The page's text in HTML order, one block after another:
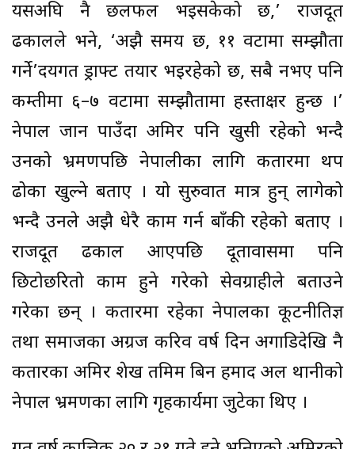
यसअघि नै छलफल भइसकेको छ,’ राजदूत
ढकालले भने, ‘अझै समय छ, ११ वटामा सम्झौता
गर्ने’दयगत ड्राफ्ट तयार भइरहेको छ, सबै नभए पनि
कम्तीमा ६–७ वटामा सम्झौतामा हस्ताक्षर हुन्छ ।’
नेपाल जान पाउँदा अमिर पनि खुसी रहेको भन्दै
उनको भ्रमणपछि नेपालीका लागि कतारमा थप
ढोका खुल्ने बताए । यो सुरुवात मात्र हुन् लागेको
भन्दै उनले अझै धेरै काम गर्न बाँकी रहेको बताए ।
राजदूत ढकाल आएपछि दूतावासमा पनि
छिटोछरितो काम हुने गरेको सेवग्राहीले बताउने
गरेका छन् । कतारमा रहेका नेपालका कूटनीतिज्ञ
तथा समाजका अग्रज करिव वर्ष दिन अगाडिदेखि नै
कतारका अमिर शेख तमिम बिन हमाद अल थानीको
नेपाल भ्रमणका लागि गृहकार्यमा जुटेका थिए ।